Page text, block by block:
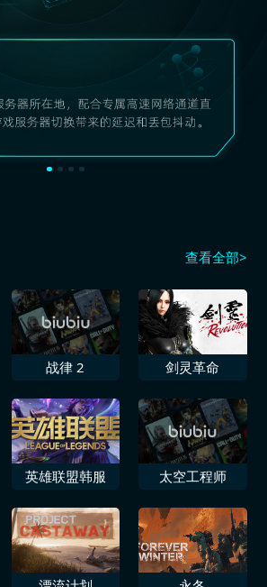
查看全部>
战律 2 剑灵革命
英雄联盟韩服 太空工程师